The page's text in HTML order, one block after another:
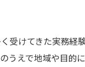
受けてきた実務経
うえで地域や目的